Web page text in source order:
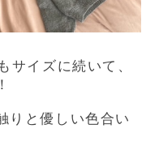
サイズに続いて、
りと優しい色合い